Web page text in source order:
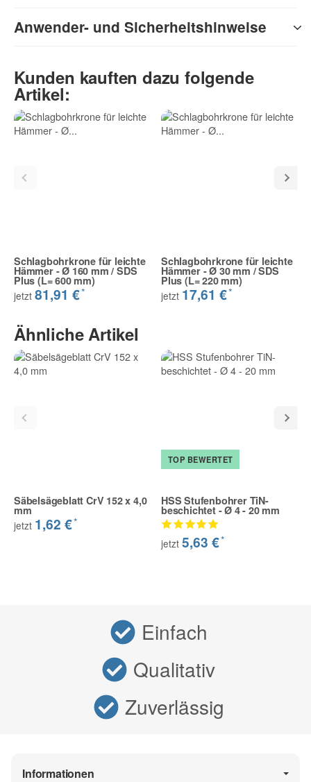
Anwender- und Sicherheitshinweise
Kunden kauften dazu folgende
Artikel:
Schlagbohrkrone für leichte
Hämmer - Ø 160 mm / SDS
Plus (L= 600 mm)
jetzt 81,91 €*
Schlagbohrkrone für leichte
Hämmer - Ø 30 mm / SDS
Plus (L= 220 mm)
jetzt 17,61 €*
Ähnliche Artikel
Säbelsägeblatt CrV 152 x 4,0
mm
jetzt 1,62 €*
TOP BEWERTET
HSS Stufenbohrer TiN-
beschichtet - Ø 4 - 20 mm
jetzt 5,63 €*
Einfach
Qualitativ
Zuverlässig
Informationen